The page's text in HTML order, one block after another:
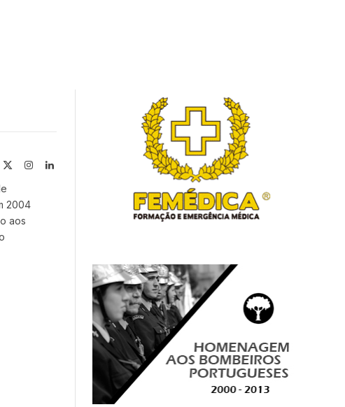
InstagramLinkedIn
2004
aos